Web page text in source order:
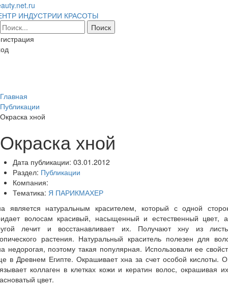
ИНДУСТРИИ КРАСОТЫ
Главная
Публикации
Окраска хной
Окраска хной
Дата публикации: 03.01.2012
Раздел: Публикации
Компания:
Тематика: Я ПАРИКМАХЕР
является натуральным красителем, который с одной
волосам красивый, насыщенный и естественный цвет,
лечит и восстанавливает их. Получают хну из
растения. Натуральный краситель полезен для
недорогая, поэтому такая популярная. Использовали ее
в Древнем Египте. Окрашивает хна за счет особой кислоты.
коллаген в клетках кожи и кератин волос, окрашивая
цвет.